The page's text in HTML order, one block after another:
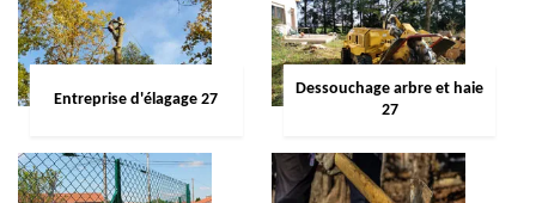
Entreprise d'élagage 27
Dessouchage arbre et haie
27